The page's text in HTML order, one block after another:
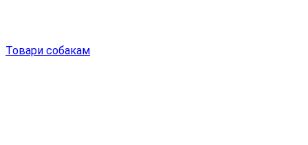
Товари собакам